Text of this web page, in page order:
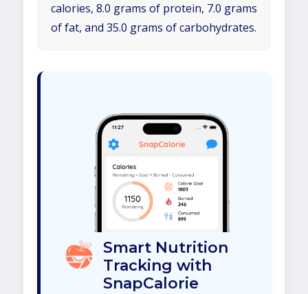
calories, 8.0 grams of protein, 7.0 grams
of fat, and 35.0 grams of carbohydrates.
Smart Nutrition
Tracking with
SnapCalorie